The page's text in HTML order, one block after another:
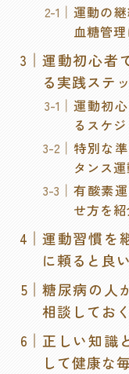
運動の
血糖管
運動初心者
る実践ステ
運動初
るスケ
特別な
タンス
有酸素
せ方を
運動習慣を
に頼ると良い
糖尿病の人
相談してお
正しい知識
して健康な